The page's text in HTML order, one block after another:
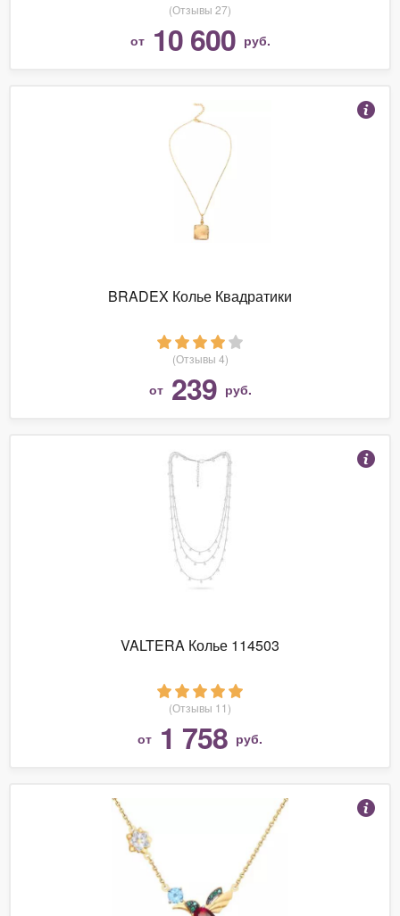
(Отзывы 27)
от 10 600 руб.
BRADEX Колье Квадратики
(Отзывы 4)
от 239 руб.
VALTERA Колье 114503
(Отзывы 11)
от 1 758 руб.